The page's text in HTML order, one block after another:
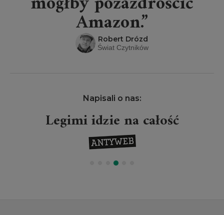
Amazon.”
Robert Drózd
Świat Czytników
Napisali o nas:
Legimi idzie na całość